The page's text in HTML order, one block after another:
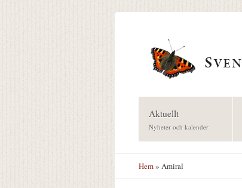
Aktuellt
Nyheter och kalender
Hem» Amiral